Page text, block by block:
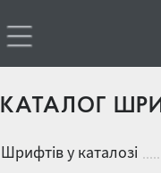
КАТАЛОГ
Шрифтів у каталозі